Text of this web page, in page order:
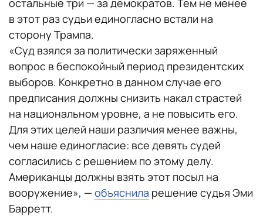
в этот раз судьи единогласно встали на
сторону Трампа.
«Суд взялся за политически заряженный
вопрос в беспокойный период президентских
выборов. Конкретно в данном случае его
предписания должны снизить накал страстей
на национальном уровне, а не повысить его.
Для этих целей наши различия менее важны,
чем наше единогласие: все девять судей
согласились с решением по этому делу.
Американцы должны взять этот посыл на
вооружение», — объяснила решение судья Эми
Барретт.